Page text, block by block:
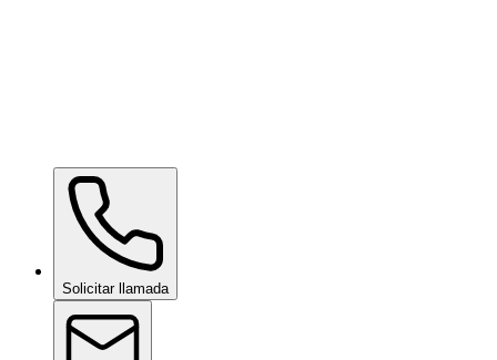
Ceramic Pro ION Top Coat
Solicitar llamada